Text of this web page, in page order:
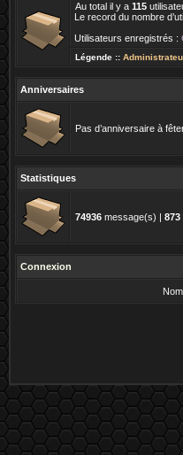
Au total il y a 115
Le record du nombre
Utilisateurs enregistrés :
Légende ::
Anniversaires
Pas d’anniversaire à
Statistiques
74936 message(s) | 873
Connexion